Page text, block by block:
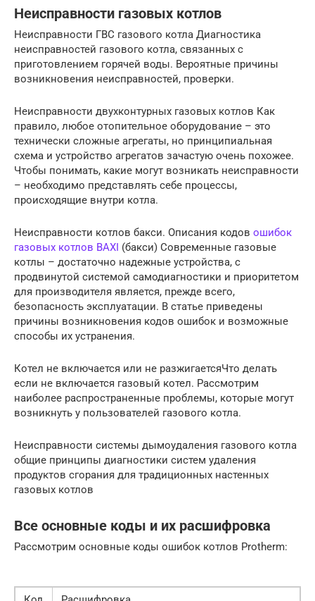
Неисправности газовых котлов
Неисправности ГВС газового котла Диагностика
неисправностей газового котла, связанных с
приготовлением горячей воды. Вероятные причины
возникновения неисправностей, проверки.
Неисправности двухконтурных газовых котлов Как
правило, любое отопительное оборудование – это
технически сложные агрегаты, но принципиальная
схема и устройство агрегатов зачастую очень похожее.
Чтобы понимать, какие могут возникать неисправности
– необходимо представлять себе процессы,
происходящие внутри котла.
Неисправности котлов бакси. Описания кодов ошибок
газовых котлов BAXI (бакси) Современные газовые
котлы – достаточно надежные устройства, с
продвинутой системой самодиагностики и приоритетом
для производителя является, прежде всего,
безопасность эксплуатации. В статье приведены
причины возникновения кодов ошибок и возможные
способы их устранения.
Котел не включается или не разжигаетсяЧто делать
если не включается газовый котел. Рассмотрим
наиболее распространенные проблемы, которые могут
возникнуть у пользователей газового котла.
Неисправности системы дымоудаления газового котла
общие принципы диагностики систем удаления
продуктов сгорания для традиционных настенных
газовых котлов
Все основные коды и их расшифровка
Рассмотрим основные коды ошибок котлов Protherm: